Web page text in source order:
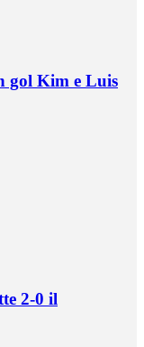
gol Kim e Luis
2-0 il